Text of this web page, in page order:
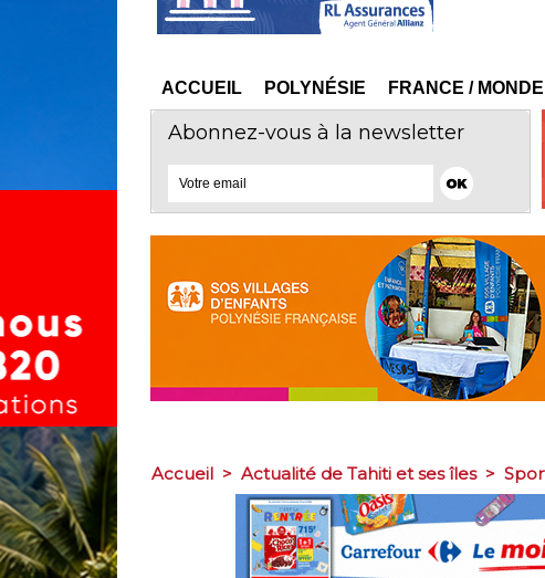
ACCUEIL POLYNÉSIE FRANCE / MONDE
Abonnez-vous à la newsletter
Accueil > Actualité de Tahiti et ses îles >